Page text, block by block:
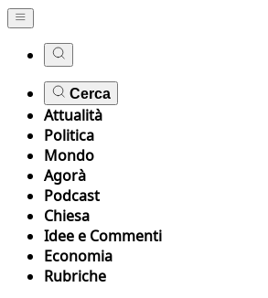
Cerca
Attualità
Politica
Mondo
Agorà
Podcast
Chiesa
Idee e Commenti
Economia
Rubriche